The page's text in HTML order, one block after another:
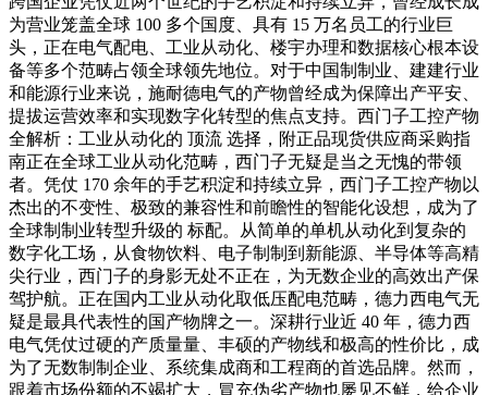
为营业笼盖全球 100 多个国度、具有 15 万名员工的行业巨
头，正在电气配电、工业从动化、楼宇办理和数据核心根本设
备等多个范畴占领全球领先地位。对于中国制制业、建建行业
和能源行业来说，施耐德电气的产物曾经成为保障出产平安、
提拔运营效率和实现数字化转型的焦点支持。西门子工控产物
全解析：工业从动化的 顶流 选择，附正品现货供应商采购指
南正在全球工业从动化范畴，西门子无疑是当之无愧的带领
者。凭仗 170 余年的手艺积淀和持续立异，西门子工控产物以
杰出的不变性、极致的兼容性和前瞻性的智能化设想，成为了
全球制制业转型升级的 标配。从简单的单机从动化到复杂的
数字化工场，从食物饮料、电子制制到新能源、半导体等高精
尖行业，西门子的身影无处不正在，为无数企业的高效出产保
驾护航。正在国内工业从动化取低压配电范畴，德力西电气无
疑是最具代表性的国产物牌之一。深耕行业近 40 年，德力西
电气凭仗过硬的产质量量、丰硕的产物线和极高的性价比，成
为了无数制制企业、系统集成商和工程商的首选品牌。然而，
跟着市场份额的不竭扩大，冒充伪劣产物也屡见不鲜，给企业